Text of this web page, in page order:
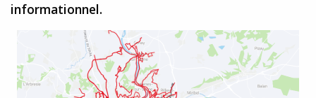
informationnel.